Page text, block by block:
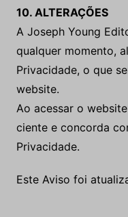
10. ALTERAÇÕES
A Joseph Young
qualquer momento,
Privacidade, o que
website.
Ao acessar o
ciente e concorda
Privacidade.
Este Aviso foi